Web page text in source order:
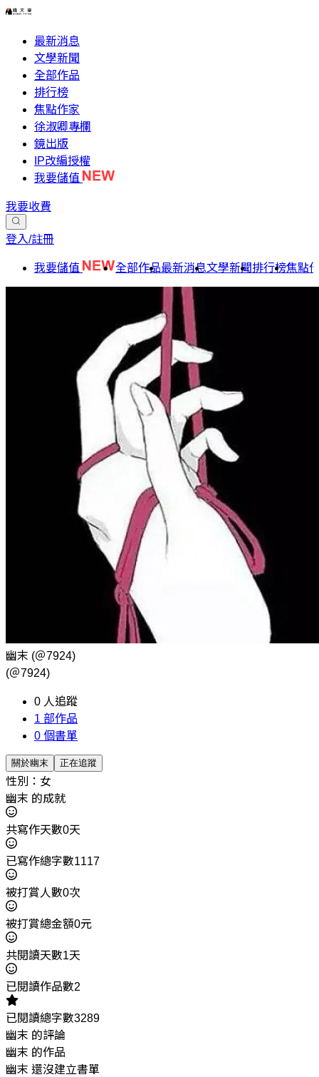
最新消息
文學新聞
全部作品
排行榜
焦點作家
徐淑卿專欄
鏡出版
IP改編授權
我要儲值
我要收費
登入/註冊
我要儲值 全部作品最新消息文學新聞排行榜焦點
幽末 (＠7924)
(＠7924)
0 人追蹤
1 部作品
0 個書單
關於幽末 正在追蹤
性別：女
幽末 的成就
共寫作天數0天
已寫作總字數1117
被打賞人數0次
被打賞總金額0元
共閱讀天數1天
已閱讀作品數2
已閱讀總字數3289
幽末 的評論
幽末 的作品
幽末 還沒建立書單